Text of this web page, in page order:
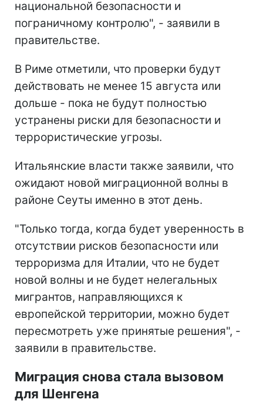
национальной безопасности и
пограничному контролю", - заявили в
правительстве.
В Риме отметили, что проверки будут
действовать не менее 15 августа или
дольше - пока не будут полностью
устранены риски для безопасности и
террористические угрозы.
Итальянские власти также заявили, что
ожидают новой миграционной волны в
районе Сеуты именно в этот день.
"Только тогда, когда будет уверенность в
отсутствии рисков безопасности или
терроризма для Италии, что не будет
новой волны и не будет нелегальных
мигрантов, направляющихся к
европейской территории, можно будет
пересмотреть уже принятые решения", -
заявили в правительстве.
Миграция снова стала вызовом
для Шенгена